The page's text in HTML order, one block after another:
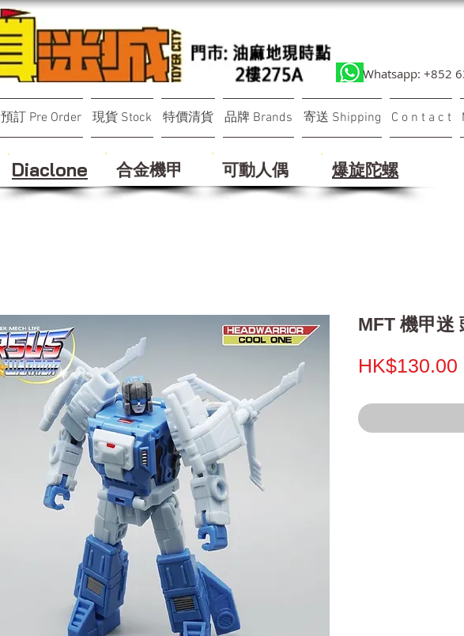
Whatsapp: +852
預訂 Pre Order 現貨 Stock 特價清貨 品牌 Brands 寄送 Shipping C o n t a c t
Diaclone 合金機甲 可動人偶 ​爆旋陀螺
MFT 機甲迷
HK$130.00